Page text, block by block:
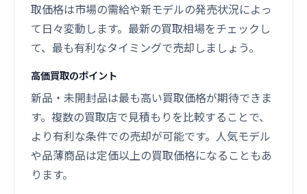
取価格は市場の需給や新モデルの発売状況によっ
て日々変動します。最新の買取相場をチェックし
て、最も有利なタイミングで売却しましょう。
高価買取のポイント
新品・未開封品は最も高い買取価格が期待できま
す。複数の買取店で見積もりを比較することで、
より有利な条件での売却が可能です。人気モデル
や品薄商品は定価以上の買取価格になることもあ
ります。